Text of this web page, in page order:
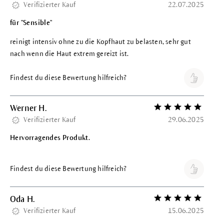
Verifizierter Kauf 22.07.2025
für "Sensible"
reinigt intensiv ohne zu die Kopfhaut zu belasten, sehr gut
nach wenn die Haut extrem gereizt ist.
Findest du diese Bewertung hilfreich?
Werner H. Bewertung mit 5
Verifizierter Kauf 29.06.2025
Hervorragendes Produkt.
Findest du diese Bewertung hilfreich?
Oda H. Bewertung mit 5
Verifizierter Kauf 15.06.2025